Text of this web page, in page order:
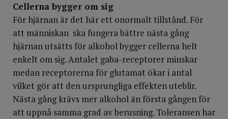
Cellerna bygger om sig
För hjärnan är det här ett onormalt tillstånd. För
att människan ska fungera bättre nästa gång
hjärnan utsätts för alkohol bygger cellerna helt
enkelt om sig. Antalet gaba-receptorer minskar
medan receptorerna för glutamat ökar i antal
vilket gör att den ursprungliga effekten uteblir.
Nästa gång krävs mer alkohol än första gången för
att uppnå samma grad av berusning. Toleransen har